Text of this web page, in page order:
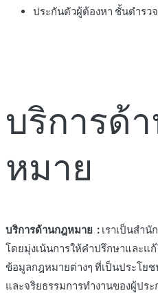
ประกันตัวผู้ต้องหา ชั้นตำรว
บริการด้
หมาย
บริการด้านกฎหมาย : เราเป็นสำ
โดยมุ่งเน้นการให้คำปรึกษาและ
ข้อมูลกฎหมายต่างๆ ที่เป็นประโย
และจริยธรรมการทำงานของผู้ปร